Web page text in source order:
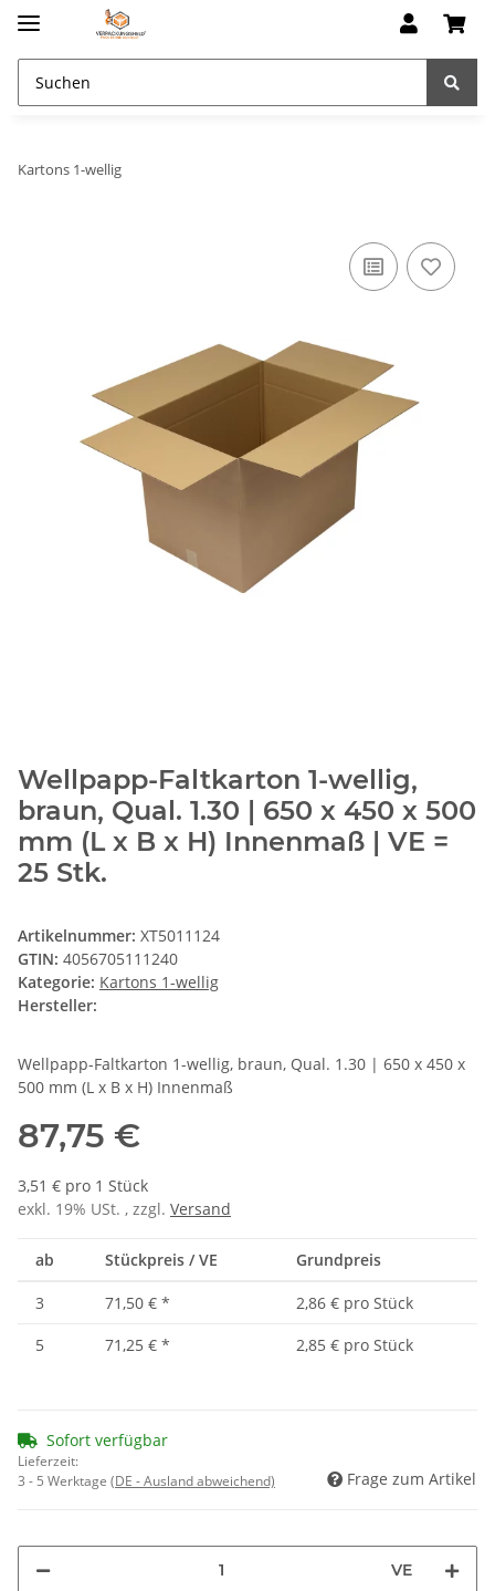
Kartons 1-wellig
Wellpapp-Faltkarton 1-wellig,
braun, Qual. 1.30 | 650 x 450 x 500
mm (L x B x H) Innenmaß | VE =
25 Stk.
Artikelnummer: XT5011124
GTIN: 4056705111240
Kategorie: Kartons 1-wellig
Hersteller:
Wellpapp-Faltkarton 1-wellig, braun, Qual. 1.30 | 650 x 450 x
500 mm (L x B x H) Innenmaß
87,75 €
3,51 € pro 1 Stück
exkl. 19% USt. , zzgl. Versand
ab Stückpreis / VE Grundpreis
3 71,50 € *
2,86 € pro Stück
5
71,25 € * 2,85 € pro Stück
Sofort verfügbar
Lieferzeit:
3 - 5 Werktage (DE - Ausland abweichend) Frage zum Artikel
VE